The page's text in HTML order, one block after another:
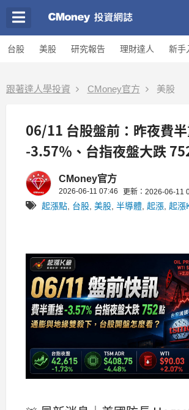
台股 美股 研究報告 理財達人 新手
跟著達人學投資 CMoney官方 美股
06/11 台股盤前：昨夜費
-3.57％、台指夜盤大跌
膨與地緣雙殺下台股開盤怎
CMoney官方
2026-06-11 07:46 更新：2026-06-11
起漲點 台股 美股 半導體 起漲 起漲K